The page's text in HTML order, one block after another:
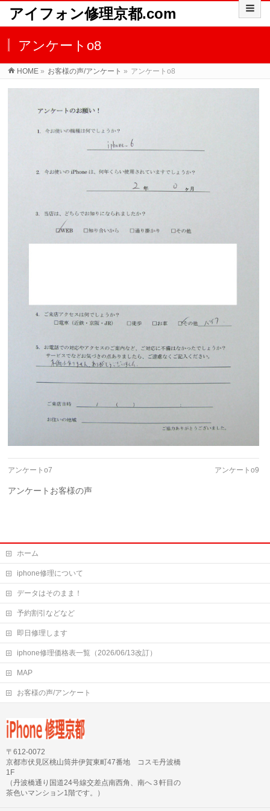
アイフォン修理京都.com
アンケートo8
HOME » お客様の声/アンケート » アンケートo8
アンケートo7 アンケートo9
アンケートお客様の声
ホーム
iphone修理について
データはそのまま！
予約割引などなど
即日修理します
iphone修理価格表一覧（2026/06/13改訂）
MAP
お客様の声/アンケート
〒612-0072
京都市伏見区桃山筒井伊賀東町47番地 コスモ丹波橋
1F
（丹波橋通り国道24号線交差点南西角、南へ３軒目の
茶色いマンション1階です。）